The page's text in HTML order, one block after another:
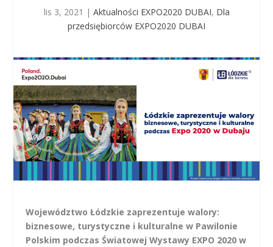
lis 3, 2021 | Aktualności EXPO2020 DUBAI, Dla
przedsiębiorców EXPO2020 DUBAI
Województwo Łódzkie zaprezentuje walory:
biznesowe, turystyczne i kulturalne w Pawilonie
Polskim podczas Światowej Wystawy EXPO 2020 w